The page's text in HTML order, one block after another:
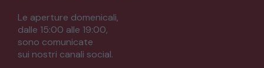
Le aperture domenicali,
dalle 15:00 alle 19:00,
sono comunicate
sui nostri canali social.